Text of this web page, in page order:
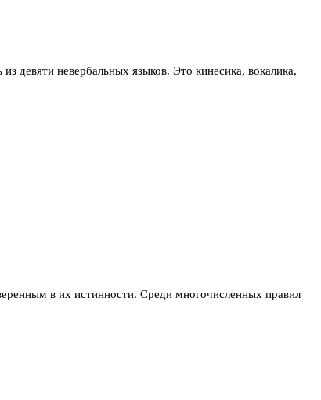
девяти невербальных языков. Это кинесика, вокалика,
в их истинности. Среди многочисленных правил